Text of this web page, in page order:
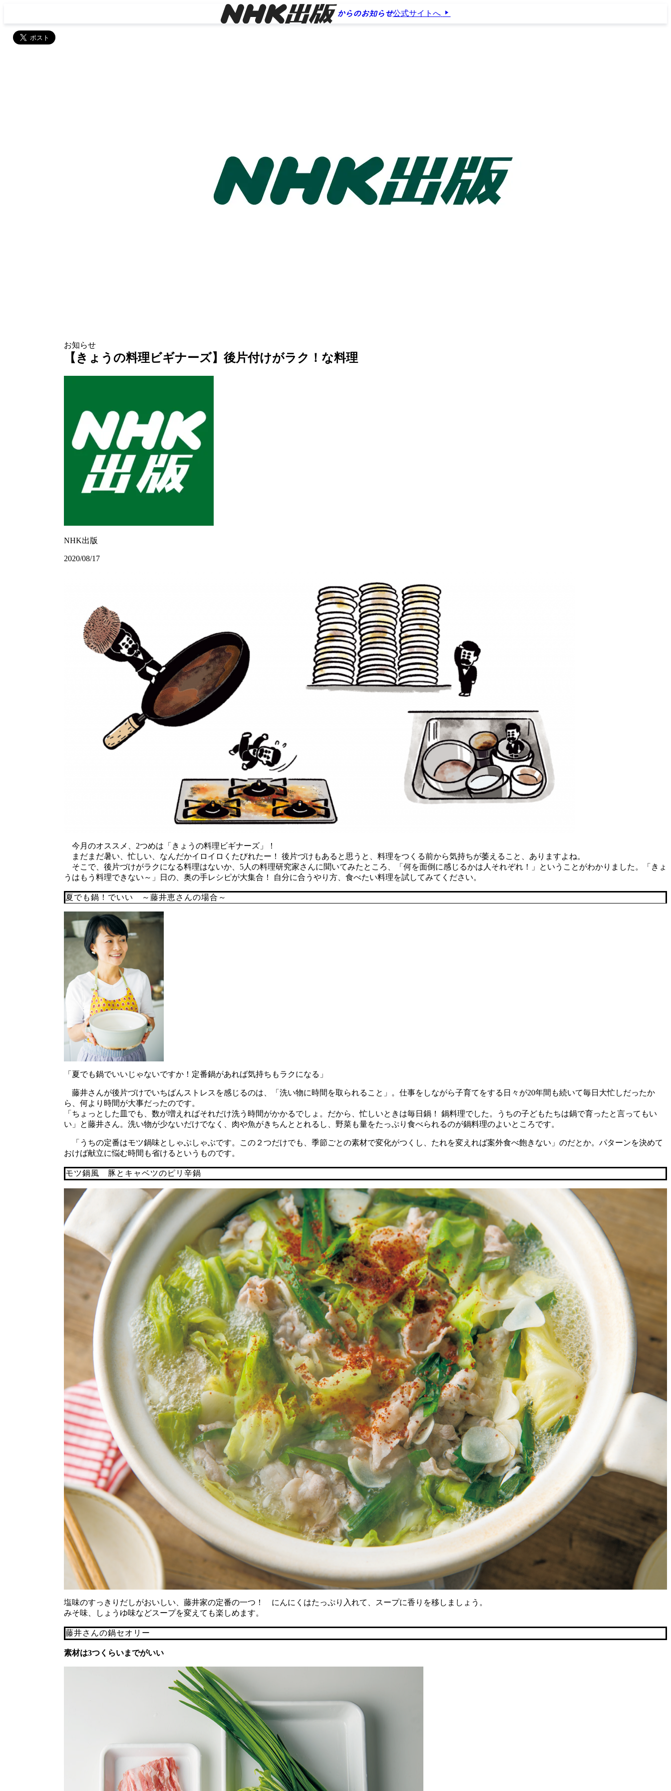
からのお知らせ公式サイトへ
お知らせ
【きょうの料理ビギナーズ】後片付けがラク！な料理
NHK出版
2020/08/17
今月のオススメ、2つめは「きょうの料理ビギナーズ」！
まだまだ暑い、忙しい、なんだかイロイロくたびれたー！ 後片づけもあると思うと、料理をつくる前から気持ちが萎えること、ありますよね。
そこで、後片づけがラクになる料理はないか、5人の料理研究家さんに聞いてみたところ、「何を面倒に感じるかは人それぞれ！」ということがわかりました。「きょ
うはもう料理できない～」日の、奥の手レシピが大集合！ 自分に合うやり方、食べたい料理を試してみてください。
夏でも鍋！でいい ～藤井恵さんの場合～
「夏でも鍋でいいじゃないですか！定番鍋があれば気持ちもラクになる」
藤井さんが後片づけでいちばんストレスを感じるのは、「洗い物に時間を取られること」。仕事をしながら子育てをする日々が20年間も続いて毎日大忙しだったか
ら、何より時間が大事だったのです。
「ちょっとした皿でも、数が増えればそれだけ洗う時間がかかるでしょ。だから、忙しいときは毎日鍋！ 鍋料理でした。うちの子どもたちは鍋で育ったと言ってもい
い」と藤井さん。洗い物が少ないだけでなく、肉や魚がきちんととれるし、野菜も量をたっぷり食べられるのが鍋料理のよいところです。
「うちの定番はモツ鍋味としゃぶしゃぶです。この２つだけでも、季節ごとの素材で変化がつくし、たれを変えれば案外食べ飽きない」のだとか。パターンを決めて
おけば献立に悩む時間も省けるというものです。
モツ鍋風 豚とキャベツのピリ辛鍋
塩味のすっきりだしがおいしい、藤井家の定番の一つ！ にんにくはたっぷり入れて、スープに香りを移しましょう。
みそ味、しょうゆ味などスープを変えても楽しめます。
藤井さんの鍋セオリー
素材は3つくらいまでがいい